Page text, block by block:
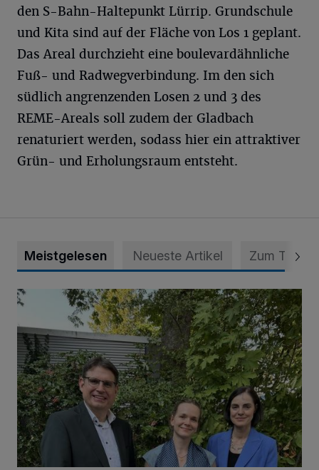
den S-Bahn-Haltepunkt Lürrip. Grundschule
und Kita sind auf der Fläche von Los 1 geplant.
Das Areal durchzieht eine boulevardähnliche
Fuß- und Radwegverbindung. Im den sich
südlich angrenzenden Losen 2 und 3 des
REME-Areals soll zudem der Gladbach
renaturiert werden, sodass hier ein attraktiver
Grün- und Erholungsraum entsteht.
Meistgelesen Neueste Artikel Zum Thema
Preise für Abschlussarbeiten